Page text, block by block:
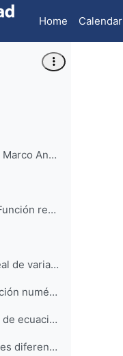
Home
Calendar
José Luis Alejandre Marco Ana Isa...
TEORÍA BLOQUE I: Función real de variable r...
Bloque I: Función real de variable real
Bloque II: Aproximación numérica
Bloque III: Sistemas de ecuaciones lineales
Bloque IV: Ecuaciones diferenciales de primer orden